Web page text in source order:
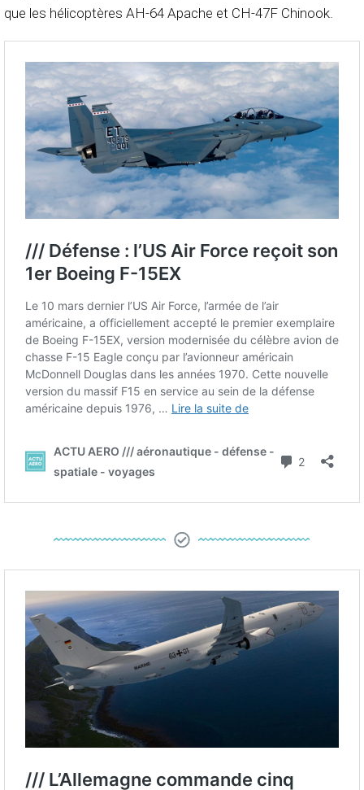
que les hélicoptères AH-64 Apache et CH-47F Chinook.